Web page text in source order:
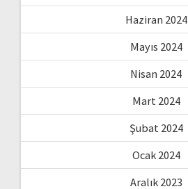
Haziran 2024
Mayıs 2024
Nisan 2024
Mart 2024
Şubat 2024
Ocak 2024
Aralık 2023